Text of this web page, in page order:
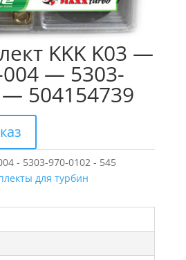
KKK K03 —
004 — 5303-
504154739
- 5303-970-0102 - 545
для турбин